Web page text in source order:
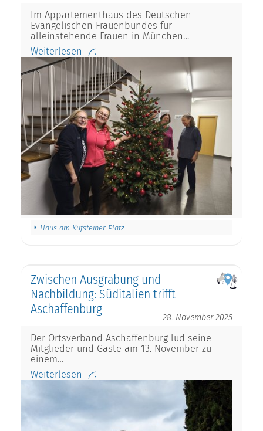
Im Appartementhaus des Deutschen
Evangelischen Frauenbundes für
alleinstehende Frauen in München…
Weiterlesen
Haus am Kufsteiner Platz
Zwischen Ausgrabung und
Nachbildung: Süditalien trifft
Aschaffenburg
28. November 2025
Der Ortsverband Aschaffenburg lud seine
Mitglieder und Gäste am 13. November zu
einem…
Weiterlesen